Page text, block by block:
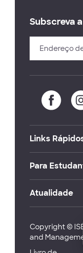
Subscreva
Links
Para
Atualidade
Copyright ©
and